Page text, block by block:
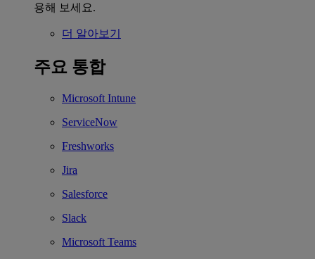
용해 보세요.
더 알아보기
주요 통합
Microsoft Intune
ServiceNow
Freshworks
Jira
Salesforce
Slack
Microsoft Teams